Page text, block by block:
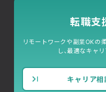
転職支
リモートワークや副業OKの
し、最適なキャ
キャリア相